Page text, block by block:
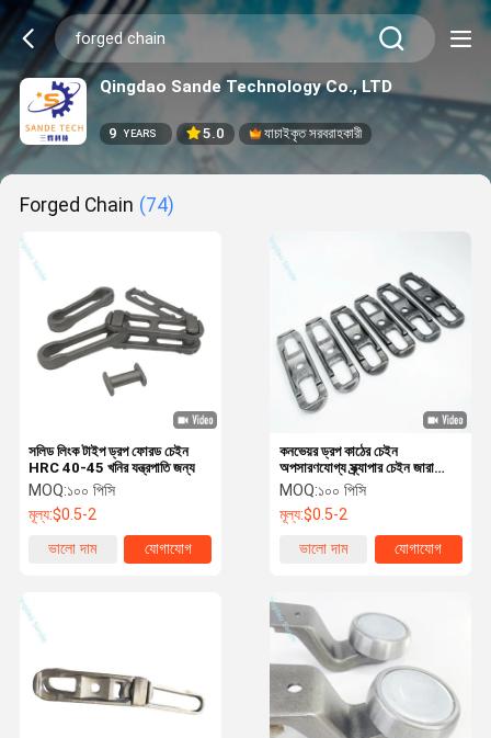
Qingdao Sande Technology Co., LTD
9 YEARS 5.0 যাচাইকৃত সরবরাহকারী
Forged Chain (74)
সলিড লিংক টাইপ ড্রপ ফোরড চেইন
HRC 40-45 খনির যন্ত্রপাতি জন্য
MOQ:১০০ পিসি
মূল্য:$0.5-2
ভালো দাম
যোগাযোগ
কনভেয়র ড্রপ কাঠের চেইন
অপসারণযোগ্য স্ক্র্যাপার চেইন জারা
প্রতিরোধী
MOQ:১০০ পিসি
মূল্য:$0.5-2
ভালো দাম
যোগাযোগ